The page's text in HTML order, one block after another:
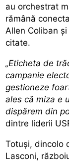
au orchestrat
rămână
Allen Coliban
citate.
„Eticheta de
campanie
gestioneze
ales că miza e
dispărem din
dintre liderii
Totuși, dincolo
Lasconi,